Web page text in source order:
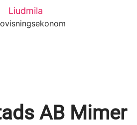
Liudmila
AB Mimer